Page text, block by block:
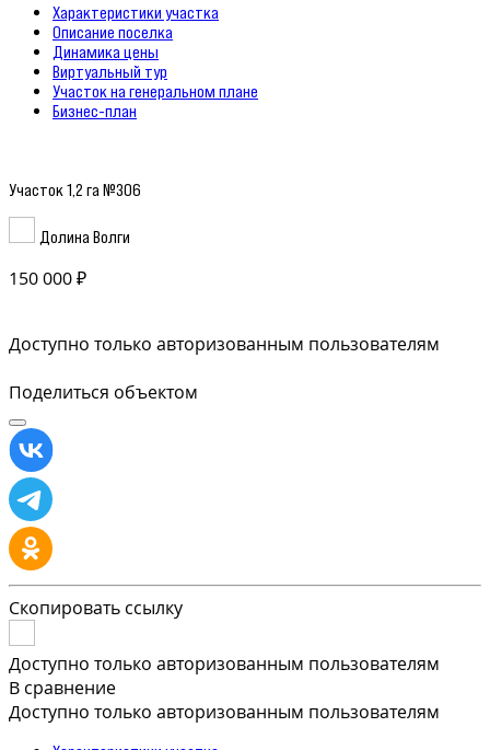
Характеристики участка
Описание поселка
Динамика цены
Виртуальный тур
Участок на генеральном плане
Бизнес-план
Участок 1,2 га №306
Долина Волги
150 000 ₽
Доступно только авторизованным пользователям
Поделиться объектом
Скопировать ссылку
Доступно только авторизованным пользователям
В сравнение
Доступно только авторизованным пользователям